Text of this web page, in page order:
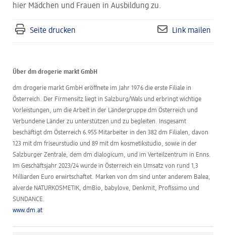
hier Mädchen und Frauen in Ausbildung zu.
Seite drucken Link mailen
Über dm drogerie markt GmbH
dm drogerie markt GmbH eröffnete im Jahr 1976 die erste Filiale in
Österreich. Der Firmensitz liegt in Salzburg/Wals und erbringt wichtige
Vorleistungen, um die Arbeit in der Ländergruppe dm Österreich und
Verbundene Länder zu unterstützen und zu begleiten. Insgesamt
beschäftigt dm Österreich 6.955 Mitarbeiter in den 382 dm Filialen, davon
123 mit dm friseurstudio und 89 mit dm kosmetikstudio, sowie in der
Salzburger Zentrale, dem dm dialogicum, und im Verteilzentrum in Enns.
Im Geschäftsjahr 2023/24 wurde in Österreich ein Umsatz von rund 1,3
Milliarden Euro erwirtschaftet. Marken von dm sind unter anderem Balea,
alverde NATURKOSMETIK, dmBio, babylove, Denkmit, Profissimo und
SUNDANCE.
www.dm.at